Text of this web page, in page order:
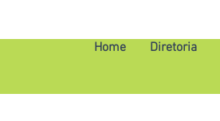
Home Diretoria